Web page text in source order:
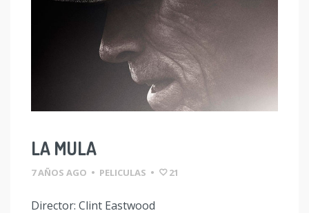
LA MULA
7 AÑOS AGO • PELICULAS • 21
Director: Clint Eastwood